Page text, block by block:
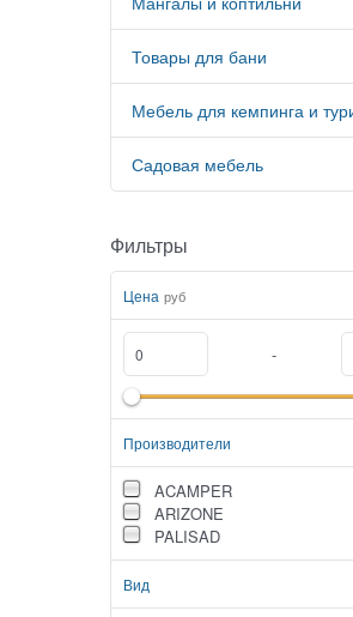
Товары для бани
Мебель для кемпинга и
Садовая мебель
Фильтры
Цена руб
-
Производители
ACAMPER
ARIZONE
PALISAD
Вид